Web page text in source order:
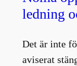
ledning
Det är inte
aviserat